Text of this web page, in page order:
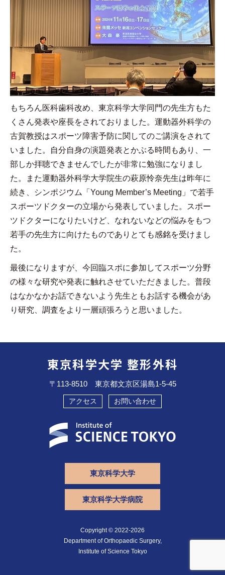
もちろん医科歯科改め、東京科学大学同門の先生方もた
くさん発表や座長をされておりました。運動器外科学の
古賀教授はスポーツ障害予防に関してのご講演をされて
いました。自分自身の演題発表とかぶる時間もあり、一
部しか拝聴できませんでしたが非常に勉強になりまし
た。また運動器外科学大学院生の萩原怜奈先生は昨年に
続き、シンポジウム「 Young Member’s Meeting 」で若手
スポーツドクターの立場から発表していました。スポー
ツドクターになりたいけど、なれないなどの悩みをもつ
若手の先生方に向けたものでありとても感銘を受けまし
た。
最後になりますが、今回臨スポに参加してスポーツ分野
の様々な研究や発表に触れさせていただきました。普段
はなかなかお話できないよう先生ともお話する機会があ
り研究、調査をより一層頑張ろうと思いました。
東京科学大学 整形外科
〒113-8510 東京都文京区湯島1-5-45
アクセス お問い合わせ
東京科学大学
東京科学大学病院
Copyright © 2022-2026
Department of Orthopaedic Surgery,
Institute of Science Tokyo